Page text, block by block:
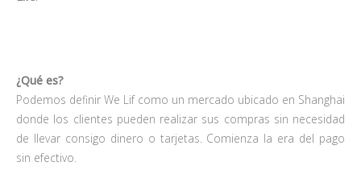
¿Qué es?
Podemos definir We Lif como un mercado ubicado en Shanghai
donde los clientes pueden realizar sus compras sin necesidad
de llevar consigo dinero o tarjetas. Comienza la era del pago
sin efectivo.